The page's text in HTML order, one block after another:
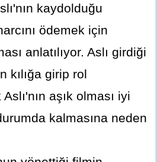
kaydolduğu
ödemek için
anlatılıyor. Aslı girdiği
kılığa girip rol
aşık olması iyi
kalmasına neden